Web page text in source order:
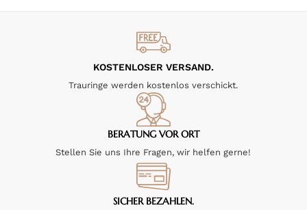
KOSTENLOSER VERSAND.
Trauringe werden kostenlos verschickt.
BERATUNG VOR ORT
Stellen Sie uns Ihre Fragen, wir helfen gerne!
SICHER BEZAHLEN.